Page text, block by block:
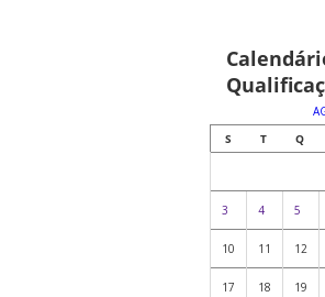
S
T Q
3 4 5
10 11 12
17 18 19